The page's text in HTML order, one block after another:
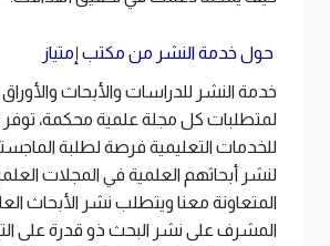
حول خدمة النشر من مكتب إمتياز
خدمة النشر للدراسات والأبحاث
لمتطلبات كل مجلة علمية محكمة، توفر
للخدمات التعليمية فرصة لطلبة
لنشر أبحاثهم العلمية في المجلات
المتعاونة معنا ويتطلب نشر الأبحاث
المشرف على نشر البحث ذو قدرة على